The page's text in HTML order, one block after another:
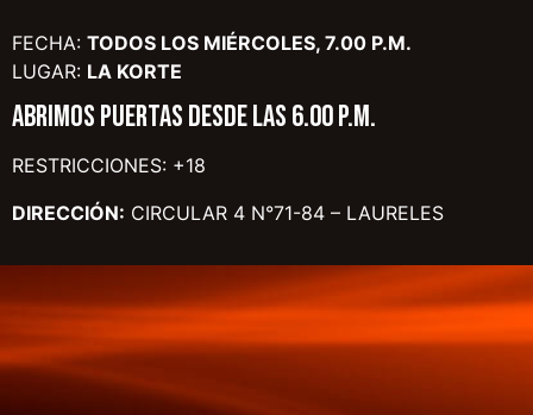
FECHA: TODOS LOS MIÉRCOLES, 7.00 P.M.
LUGAR: LA KORTE
ABRIMOS PUERTAS DESDE LAS 6.00 P.M.
RESTRICCIONES: +18
DIRECCIÓN: CIRCULAR 4 N°71-84 – LAURELES